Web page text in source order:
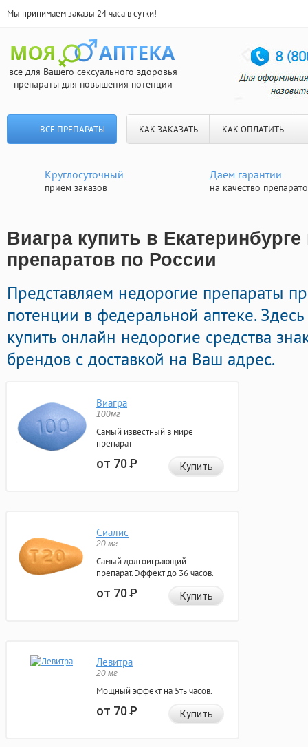
Мы принимаем заказы 24 часа в сутки!
все для Вашего сексуального здоровья
препараты для повышения потенции
ВСЕ ПРЕПАРАТЫ КАК ЗАКАЗАТЬ КАК ОПЛАТИТЬ
Круглосуточный
прием заказов
Даем гарантии
на качество
Виагра купить в
препаратов по России
Представляем недорогие препараты
потенции в федеральной аптеке.
купить онлайн недорогие средства
брендов с доставкой на Ваш адрес.
Виагра
100мг
Самый известный в мире
препарат
от 70Р Купить
Сиалис
20 мг
Самый долгоиграющий
препарат. Эффект до 36 часов.
от 70Р Купить
Левитра
20 мг
Мощный эффект на 5ть часов.
от 70Р Купить